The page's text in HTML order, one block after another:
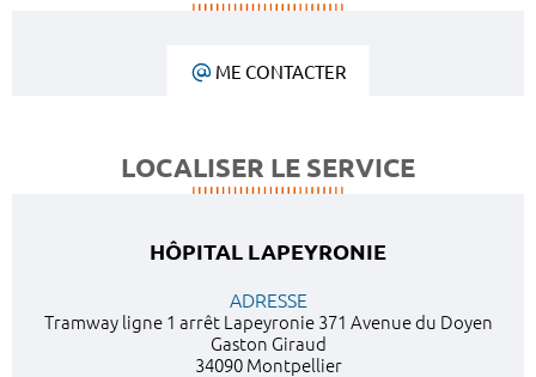
ME CONTACTER
LOCALISER LE SERVICE
HÔPITAL LAPEYRONIE
ADRESSE
Tramway ligne 1 arrêt Lapeyronie 371 Avenue du Doyen
Gaston Giraud
34090 Montpellier